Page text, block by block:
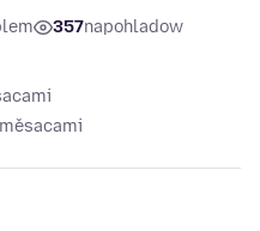
357napohladow